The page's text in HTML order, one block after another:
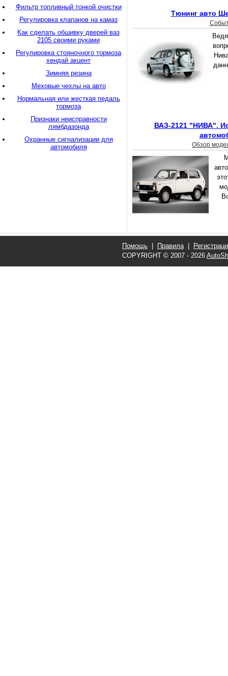
Тюнинг авто
ВАЗ-2121 "НИВА".
Обзор
Фильтр топливный тонкой очистки
Регулировка клапанов на камаз
Как сделать обшивку дверей ваз
2105 своими руками
Регулировка стояночного тормоза
хендай акцент
Зимняя резина
Меховые чехлы на авто
Нормальная или жесткая педаль
тормоза
Признаки неисправности
лямбдазонда
Охранные сигнализации для
автомобиля
Помощь Правила|
COPYRIGHT © 2007 - 2026